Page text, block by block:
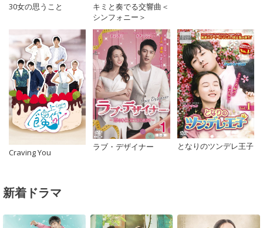
30女の思うこと
キミと奏でる交響曲＜
シンフォニー＞
Craving You
ラブ・デザイナー となりのツンデレ王子
新着ドラマ